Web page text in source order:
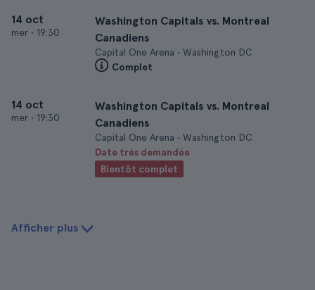
14 oct
mer • 19:30
Washington Capitals vs. Montreal
Canadiens
Capital One Arena • Washington DC
Complet
14 oct
mer • 19:30
Washington Capitals vs. Montreal
Canadiens
Capital One Arena • Washington DC
Date très demandée
Bientôt complet
Afficher plus